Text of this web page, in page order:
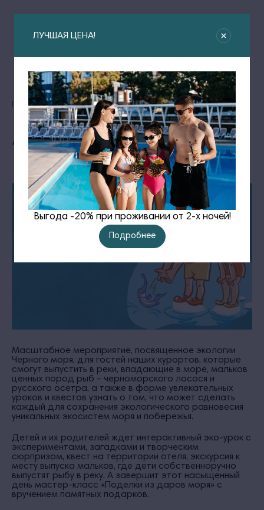
Главная Новости Выпусти рыбку – загадай желание!
Выпусти рыбку – загадай желание!
Масштабное мероприятие, посвященное экологии
Черного моря, для гостей наших курортов, которые
смогут выпустить в реки, впадающие в море, мальков
ценных пород рыб – черноморского лосося и
русского осетра, а также в форме увлекательных
уроков и квестов узнать о том, что может сделать
каждый для сохранения экологического равновесия
уникальных экосистем моря и побережья.
Детей и их родителей ждет интерактивный эко-урок с
экспериментами, загадками и творческим
сюрпризом, квест на территории отеля, экскурсия к
месту выпуска мальков, где дети собственноручно
выпустят рыбу в реку. А завершит этот насыщенный
день мастер-класс «Поделки из даров моря» с
вручением памятных подарков.
ЛУЧШАЯ ЦЕНА!
Выгода -20% при проживании от 2-х ночей!
Подробнее